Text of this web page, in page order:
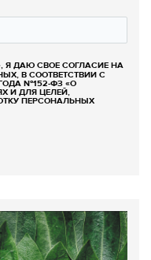
Я ДАЮ СВОЕ СОГЛАСИЕ НА
В СООТВЕТСТВИИ С
№152-ФЗ «О
И ДЛЯ ЦЕЛЕЙ,
ПЕРСОНАЛЬНЫХ